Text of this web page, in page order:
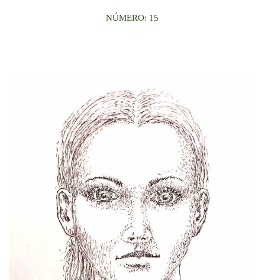
NÚMERO: 15